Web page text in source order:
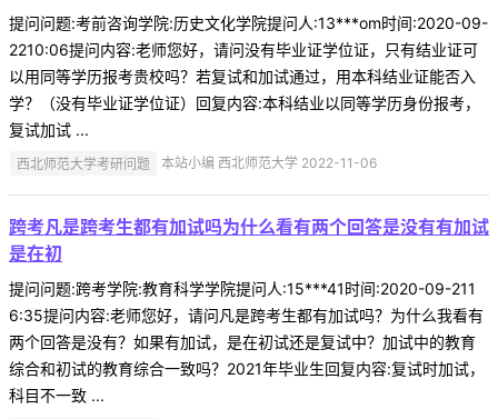
提问问题:考前咨询学院:历史文化学院提问人:13***om时间:2020-09-
2210:06提问内容:老师您好，请问没有毕业证学位证，只有结业证可
以用同等学历报考贵校吗？若复试和加试通过，用本科结业证能否入
学？（没有毕业证学位证）回复内容:本科结业以同等学历身份报考，
复试加试 ...
西北师范大学考研问题 本站小编 西北师范大学 2022-11-06
跨考凡是跨考生都有加试吗为什么看有两个回答是没有有加试
是在初
提问问题:跨考学院:教育科学学院提问人:15***41时间:2020-09-211
6:35提问内容:老师您好，请问凡是跨考生都有加试吗？为什么我看有
两个回答是没有？如果有加试，是在初试还是复试中？加试中的教育
综合和初试的教育综合一致吗？2021年毕业生回复内容:复试时加试，
科目不一致 ...